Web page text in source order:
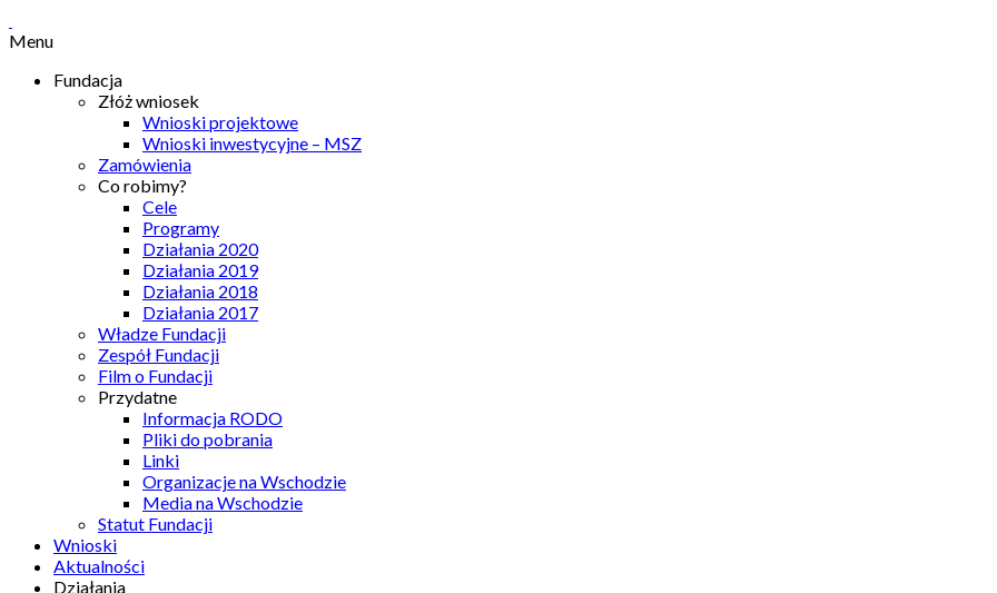
Menu
Fundacja
Złóż wniosek
Wnioski projektowe
Wnioski inwestycyjne – MSZ
Zamówienia
Co robimy?
Cele
Programy
Działania 2020
Działania 2019
Działania 2018
Działania 2017
Władze Fundacji
Zespół Fundacji
Film o Fundacji
Przydatne
Informacja RODO
Pliki do pobrania
Linki
Organizacje na Wschodzie
Media na Wschodzie
Statut Fundacji
Wnioski
Aktualności
Działania